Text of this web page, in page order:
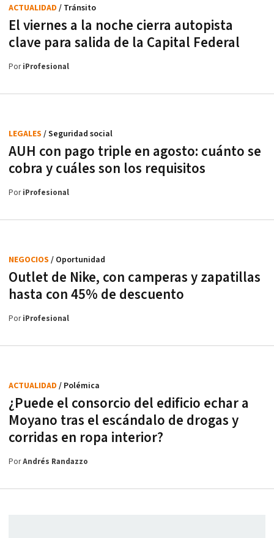
El viernes a la noche cierra autopista
clave para salida de la Capital Federal
ACTUALIDAD / Tránsito
PoriProfesional
AUH con pago triple en agosto: cuánto se
cobra y cuáles son los requisitos
LEGALES / Seguridad social
PoriProfesional
Outlet de Nike, con camperas y zapatillas
hasta con 45% de descuento
NEGOCIOS / Oportunidad
PoriProfesional
¿Puede el consorcio del edificio echar a
Moyano tras el escándalo de drogas y
corridas en ropa interior?
ACTUALIDAD / Polémica
PorAndrés Randazzo